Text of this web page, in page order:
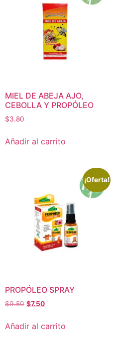
MIEL DE ABEJA AJO,
CEBOLLA Y PROPÓLEO
$3.80
Añadir al carrito
¡Oferta!
PROPÓLEO SPRAY
$9.50 $7.50
Añadir al carrito